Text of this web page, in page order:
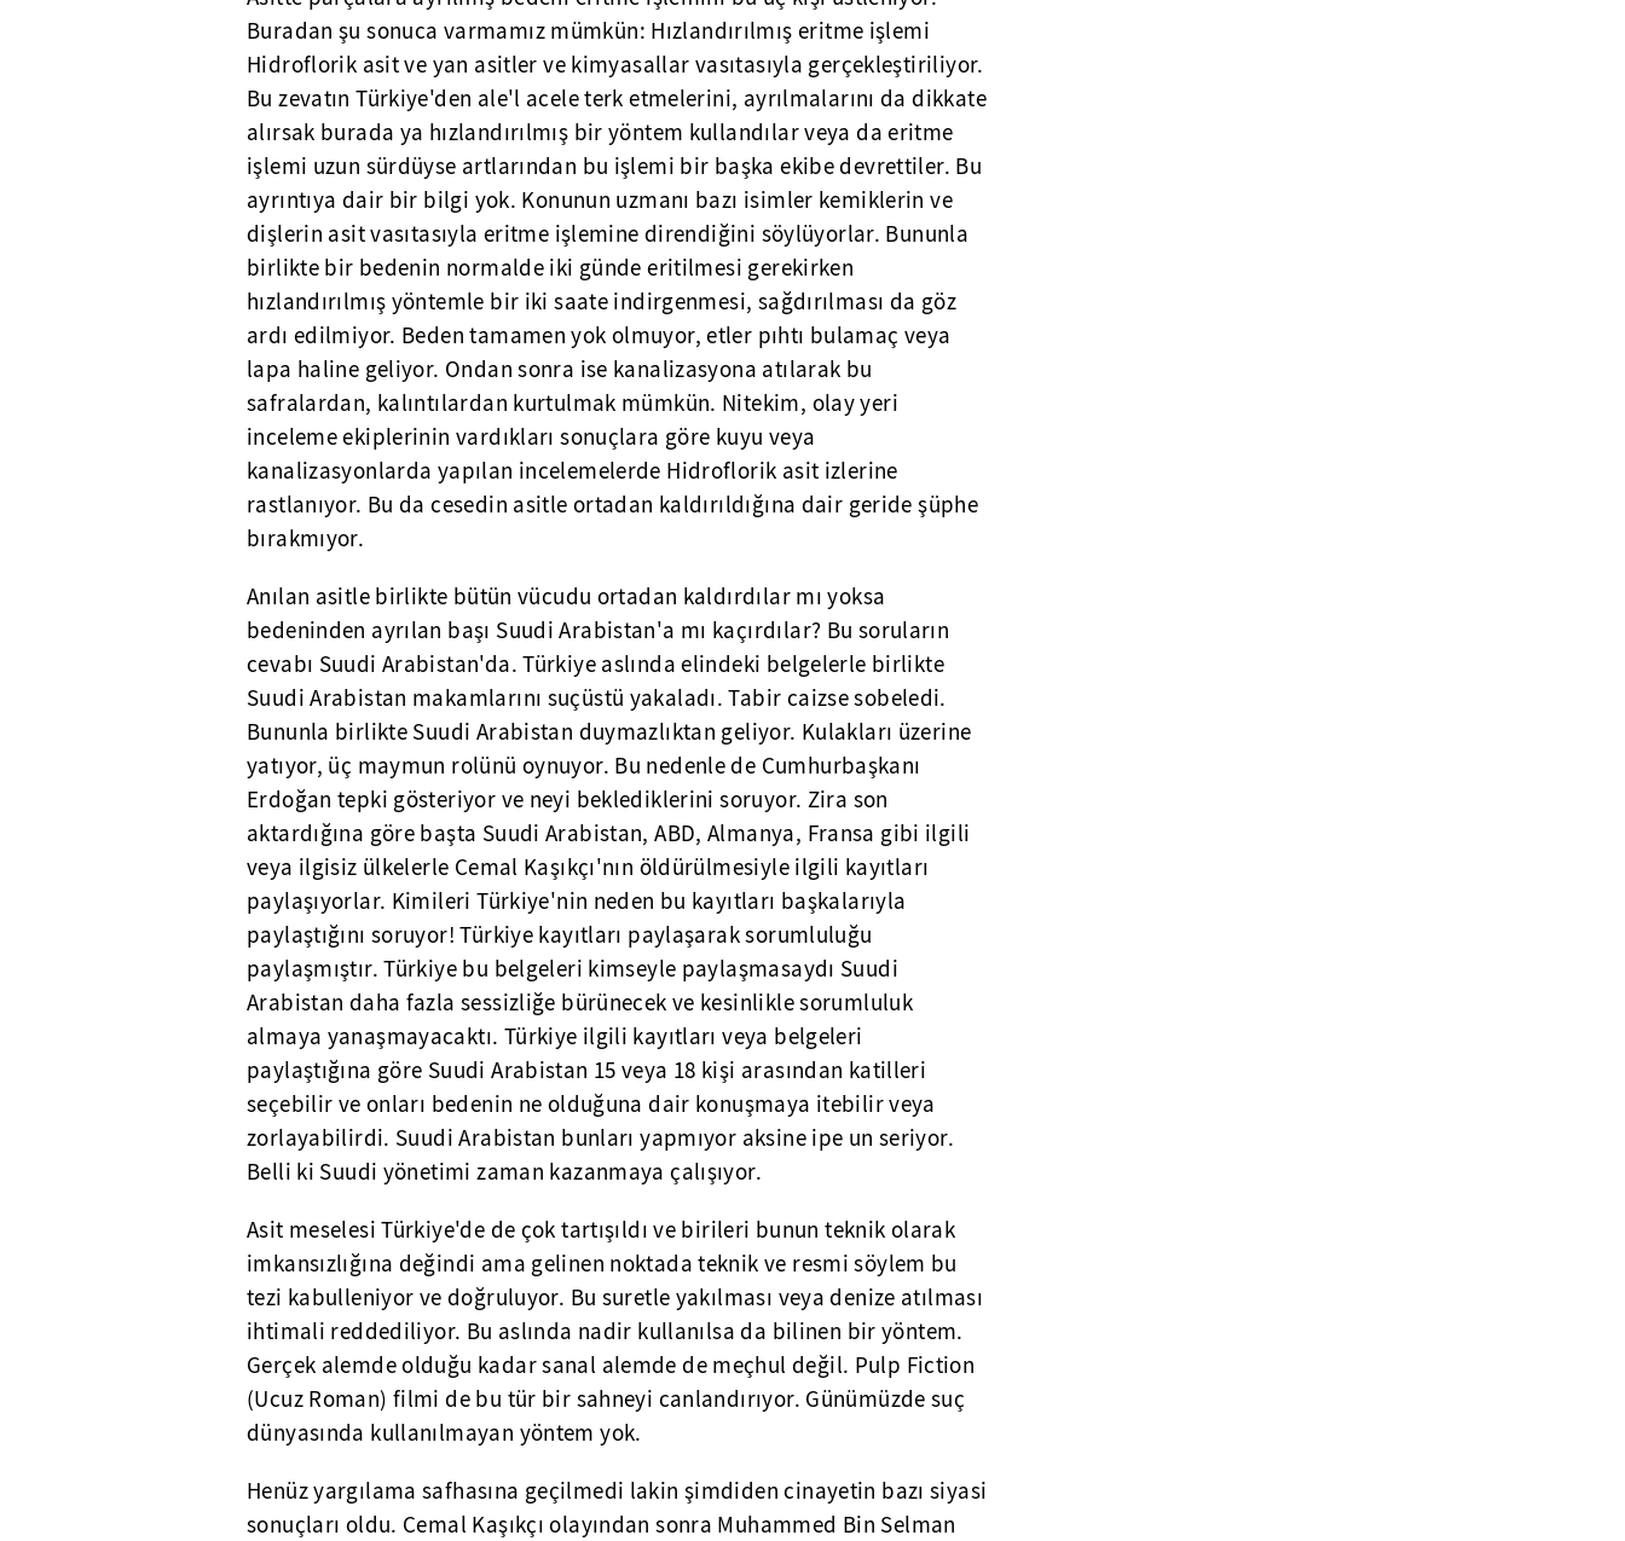
Buradan şu sonuca varmamız mümkün: Hızlandırılmış eritme işlemi
Hidroflorik asit ve yan asitler ve kimyasallar vasıtasıyla gerçekleştiriliyor.
Bu zevatın Türkiye'den ale'l acele terk etmelerini, ayrılmalarını da dikkate
alırsak burada ya hızlandırılmış bir yöntem kullandılar veya da eritme
işlemi uzun sürdüyse artlarından bu işlemi bir başka ekibe devrettiler. Bu
ayrıntıya dair bir bilgi yok. Konunun uzmanı bazı isimler kemiklerin ve
dişlerin asit vasıtasıyla eritme işlemine direndiğini söylüyorlar. Bununla
birlikte bir bedenin normalde iki günde eritilmesi gerekirken
hızlandırılmış yöntemle bir iki saate indirgenmesi, sağdırılması da göz
ardı edilmiyor. Beden tamamen yok olmuyor, etler pıhtı bulamaç veya
lapa haline geliyor. Ondan sonra ise kanalizasyona atılarak bu
safralardan, kalıntılardan kurtulmak mümkün. Nitekim, olay yeri
inceleme ekiplerinin vardıkları sonuçlara göre kuyu veya
kanalizasyonlarda yapılan incelemelerde Hidroflorik asit izlerine
rastlanıyor. Bu da cesedin asitle ortadan kaldırıldığına dair geride şüphe
bırakmıyor.
Anılan asitle birlikte bütün vücudu ortadan kaldırdılar mı yoksa
bedeninden ayrılan başı Suudi Arabistan'a mı kaçırdılar? Bu soruların
cevabı Suudi Arabistan'da. Türkiye aslında elindeki belgelerle birlikte
Suudi Arabistan makamlarını suçüstü yakaladı. Tabir caizse sobeledi.
Bununla birlikte Suudi Arabistan duymazlıktan geliyor. Kulakları üzerine
yatıyor, üç maymun rolünü oynuyor. Bu nedenle de Cumhurbaşkanı
Erdoğan tepki gösteriyor ve neyi beklediklerini soruyor. Zira son
aktardığına göre başta Suudi Arabistan, ABD, Almanya, Fransa gibi ilgili
veya ilgisiz ülkelerle Cemal Kaşıkçı'nın öldürülmesiyle ilgili kayıtları
paylaşıyorlar. Kimileri Türkiye'nin neden bu kayıtları başkalarıyla
paylaştığını soruyor! Türkiye kayıtları paylaşarak sorumluluğu
paylaşmıştır. Türkiye bu belgeleri kimseyle paylaşmasaydı Suudi
Arabistan daha fazla sessizliğe bürünecek ve kesinlikle sorumluluk
almaya yanaşmayacaktı. Türkiye ilgili kayıtları veya belgeleri
paylaştığına göre Suudi Arabistan 15 veya 18 kişi arasından katilleri
seçebilir ve onları bedenin ne olduğuna dair konuşmaya itebilir veya
zorlayabilirdi. Suudi Arabistan bunları yapmıyor aksine ipe un seriyor.
Belli ki Suudi yönetimi zaman kazanmaya çalışıyor.
Asit meselesi Türkiye'de de çok tartışıldı ve birileri bunun teknik olarak
imkansızlığına değindi ama gelinen noktada teknik ve resmi söylem bu
tezi kabulleniyor ve doğruluyor. Bu suretle yakılması veya denize atılması
ihtimali reddediliyor. Bu aslında nadir kullanılsa da bilinen bir yöntem.
Gerçek alemde olduğu kadar sanal alemde de meçhul değil. Pulp Fiction
(Ucuz Roman) filmi de bu tür bir sahneyi canlandırıyor. Günümüzde suç
dünyasında kullanılmayan yöntem yok.
Henüz yargılama safhasına geçilmedi lakin şimdiden cinayetin bazı siyasi
sonuçları oldu. Cemal Kaşıkçı olayından sonra Muhammed Bin Selman